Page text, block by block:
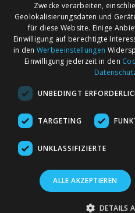
AGB
Impressum
Kontakt
Zwecke verarbeiten,
Geolokalisierungsdaten und
für diese Website. Einige
Einwilligung auf berechtigte
in den Werbeeinstellungen
Einwilligung jederzeit in den
UNBEDINGT
TARGETING
UNKLASSIFIZIERTE
ALLE AKZEPTIEREN
DETAILS